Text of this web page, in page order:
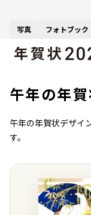
写真 フォトブック
午年の年
午年の年賀状デザイ
す。